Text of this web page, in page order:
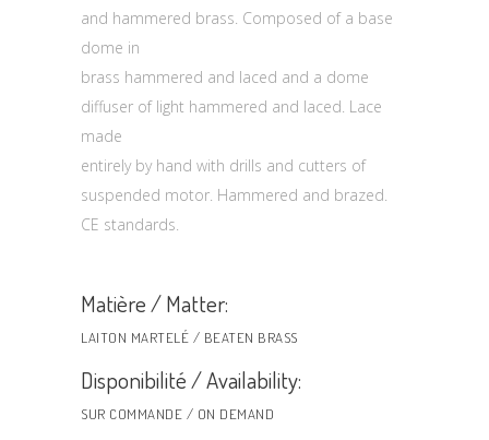
and hammered brass. Composed of a base
dome in
brass hammered and laced and a dome
diffuser of light hammered and laced. Lace
made
entirely by hand with drills and cutters of
suspended motor. Hammered and brazed.
CE standards.
Matière / Matter:
LAITON MARTELÉ / BEATEN BRASS
Disponibilité / Availability:
SUR COMMANDE / ON DEMAND